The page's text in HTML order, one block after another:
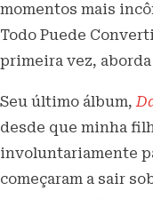
momentos mais
Todo Puede
primeira vez,
Seu último álbum,
desde que minha
involuntariamente
começaram a sair